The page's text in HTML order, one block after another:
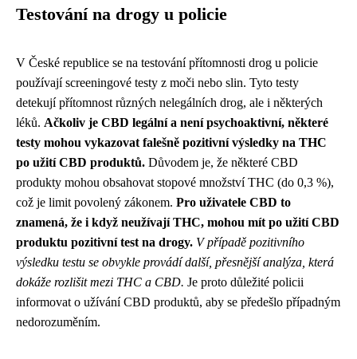
Testování na drogy u policie
V České republice se na testování přítomnosti drog u policie
používají screeningové testy z moči nebo slin. Tyto testy
detekují přítomnost různých nelegálních drog, ale i některých
léků. Ačkoliv je CBD legální a není psychoaktivní, některé
testy mohou vykazovat falešně pozitivní výsledky na THC
po užití CBD produktů. Důvodem je, že některé CBD
produkty mohou obsahovat stopové množství THC (do 0,3 %),
což je limit povolený zákonem. Pro uživatele CBD to
znamená, že i když neužívají THC, mohou mít po užití CBD
produktu pozitivní test na drogy. V případě pozitivního
výsledku testu se obvykle provádí další, přesnější analýza, která
dokáže rozlišit mezi THC a CBD. Je proto důležité policii
informovat o užívání CBD produktů, aby se předešlo případným
nedorozuměním.